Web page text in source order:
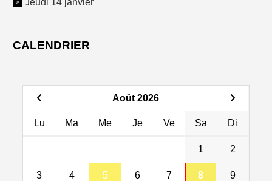
CALENDRIER
Août 2026
Lu Ma Me Je Ve Sa Di
1 2
3 4 5 6 7 8 9